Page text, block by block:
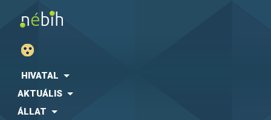
HIVATAL
AKTUÁLIS
ÁLLAT